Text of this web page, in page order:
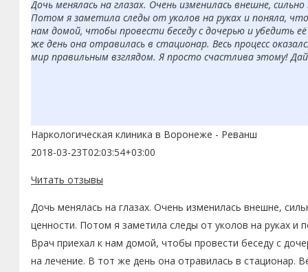
Дочь менялась на глазах. Очень изменилась внешне,
Потом я заметила следы от уколов на руках и поняла,
нам домой, чтобы провести беседу с дочерью и убедить
же день она отравилась в стационар. Весь процесс
мир правильным взглядом. Я просто счастлива этому!
Наркологическая клиника в Воронеже - Реванш
2018-03-23T02:03:54+03:00
Читать отзывы
Дочь менялась на глазах. Очень изменилась внешне,
ценности. Потом я заметила следы от уколов на руках
Врач приехал к нам домой, чтобы провести беседу с
на лечение. В тот же день она отравилась в стационар.